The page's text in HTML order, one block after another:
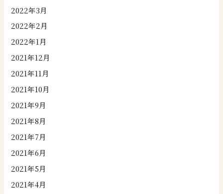
2022年3月
2022年2月
2022年1月
2021年12月
2021年11月
2021年10月
2021年9月
2021年8月
2021年7月
2021年6月
2021年5月
2021年4月